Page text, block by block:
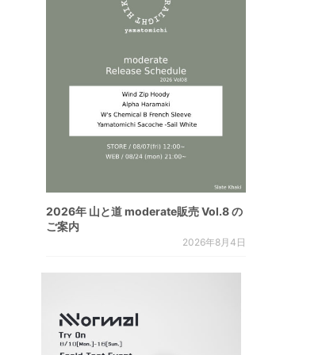
2026年 山と道 moderate販売 Vol.8 の
ご案内
2026年8月4日